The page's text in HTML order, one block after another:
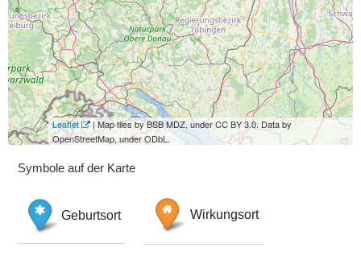
Leaflet
| Map tiles by BSB MDZ, under CC BY 3.0. Data by
OpenStreetMap, under ODbL.
Symbole auf der Karte
Geburtsort Wirkungsort